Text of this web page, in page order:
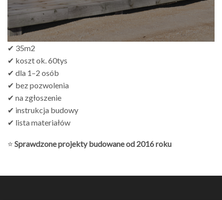
✔ 35m2
✔ koszt ok. 60tys
✔ dla 1–2 osób
✔ bez pozwolenia
✔ na zgłoszenie
✔ instrukcja budowy
✔ lista materiałów
⭐ Sprawdzone projekty budowane od 2016 roku